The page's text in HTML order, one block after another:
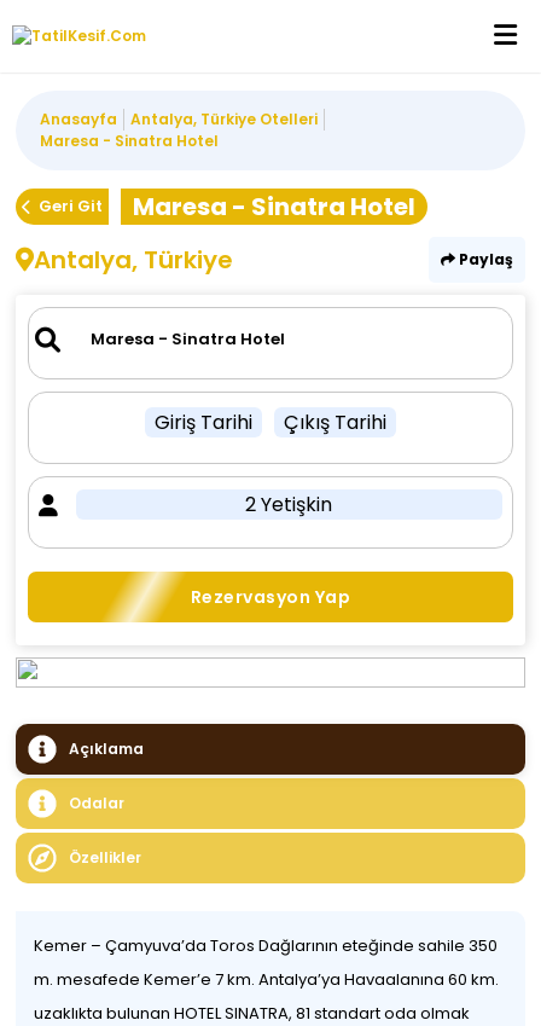
Anasayfa
Antalya, Türkiye Otelleri
Maresa - Sinatra Hotel
Geri Git
Maresa - Sinatra Hotel
Antalya, Türkiye
Paylaş
Giriş Tarihi Çıkış Tarihi
2 Yetişkin
Rezervasyon Yap
Açıklama
Odalar
Özellikler
Kemer – Çamyuva’da Toros Dağlarının eteğinde sahile 350
m. mesafede Kemer’e 7 km. Antalya’ya Havaalanına 60 km.
uzaklıkta bulunan HOTEL SINATRA, 81 standart oda olmak